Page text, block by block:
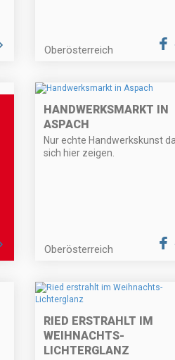
Oberösterreich
HANDWERKSMARKT IN
ASPACH
Nur echte Handwerkskunst
sich hier zeigen.
Oberösterreich
RIED ERSTRAHLT IM
WEIHNACHTS-
LICHTERGLANZ